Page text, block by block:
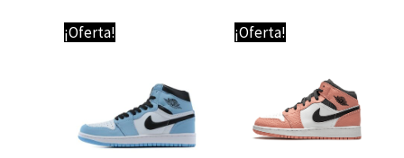
¡Oferta!
El
precio
99,95 €.74,95 €.
¡Oferta!El
precio
139,95 €.
es:
74,95 €.